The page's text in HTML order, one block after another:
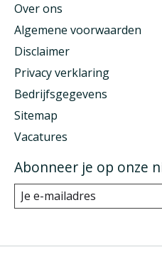
Over ons
Algemene voorwaarden
Disclaimer
Privacy verklaring
Bedrijfsgegevens
Sitemap
Vacatures
Abonneer je op onze